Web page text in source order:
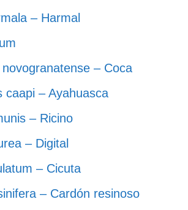
– Harmal
– Coca
caapi – Ayahuasca
– Ricino
– Digital
– Cicuta
– Cardón resinoso